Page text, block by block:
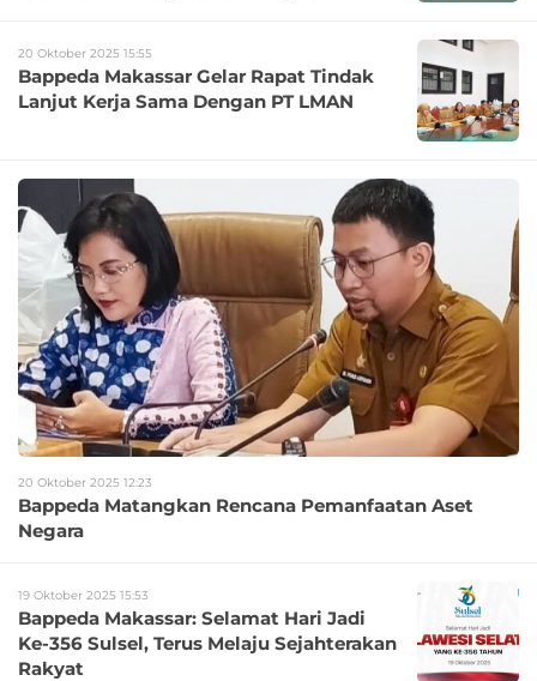
20 Oktober 2025 15:55
Bappeda Makassar Gelar Rapat Tindak
Lanjut Kerja Sama Dengan PT LMAN
20 Oktober 2025 12:23
Bappeda Matangkan Rencana Pemanfaatan Aset
Negara
19 Oktober 2025 15:53
Bappeda Makassar: Selamat Hari Jadi
Ke-356 Sulsel, Terus Melaju Sejahterakan
Rakyat